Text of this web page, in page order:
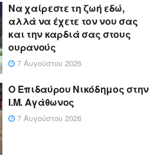
Να χαίρεστε τη ζωή εδώ,
αλλά να έχετε τον νου σας
και την καρδιά σας στους
ουρανούς
7 Αυγούστου 2026
Ο Επιδαύρου Νικόδημος στην
Ι.Μ. Αγάθωνος
7 Αυγούστου 2026